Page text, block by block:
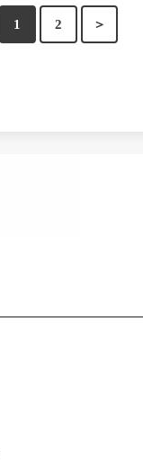
1 2 ＞